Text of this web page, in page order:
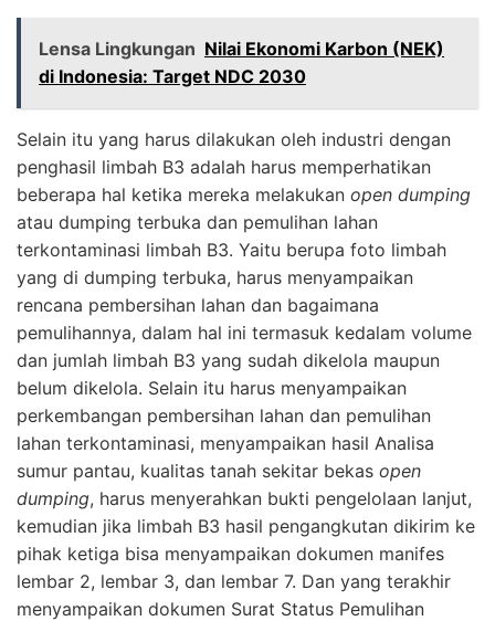
Lensa Lingkungan Nilai Ekonomi Karbon (NEK)
di Indonesia: Target NDC 2030
Selain itu yang harus dilakukan oleh industri dengan
penghasil limbah B3 adalah harus memperhatikan
beberapa hal ketika mereka melakukan open dumping
atau dumping terbuka dan pemulihan lahan
terkontaminasi limbah B3. Yaitu berupa foto limbah
yang di dumping terbuka, harus menyampaikan
rencana pembersihan lahan dan bagaimana
pemulihannya, dalam hal ini termasuk kedalam volume
dan jumlah limbah B3 yang sudah dikelola maupun
belum dikelola. Selain itu harus menyampaikan
perkembangan pembersihan lahan dan pemulihan
lahan terkontaminasi, menyampaikan hasil Analisa
sumur pantau, kualitas tanah sekitar bekas open
dumping, harus menyerahkan bukti pengelolaan lanjut,
kemudian jika limbah B3 hasil pengangkutan dikirim ke
pihak ketiga bisa menyampaikan dokumen manifes
lembar 2, lembar 3, dan lembar 7. Dan yang terakhir
menyampaikan dokumen Surat Status Pemulihan